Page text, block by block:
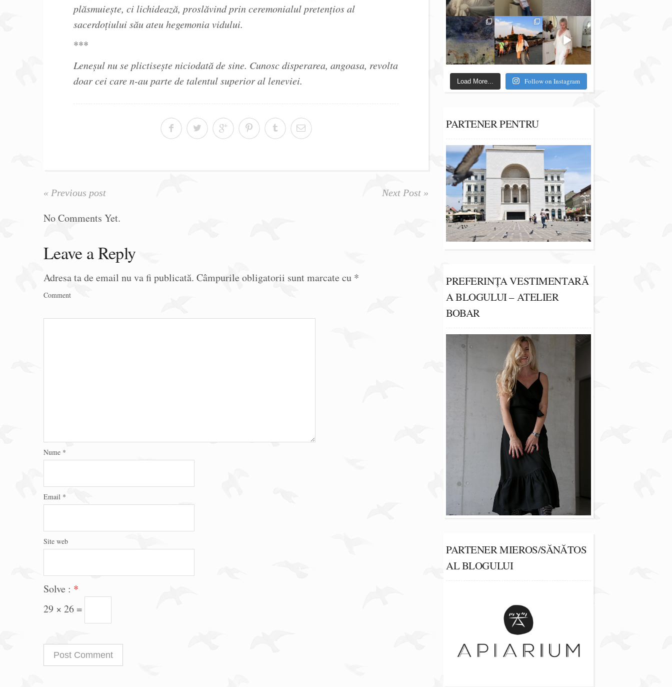
plăsmuieşte, ci lichidează, proslăvind prin ceremonialul pretenţios al
sacerdoţiului său ateu hegemonia vidului.
***
Leneşul nu se plictiseşte niciodată de sine. Cunosc disperarea, angoasa, revolta
doar cei care n-au parte de talentul superior al leneviei.
« Previous post Next Post »
No Comments Yet.
Leave a Reply
Adresa ta de email nu va fi publicată. Câmpurile obligatorii sunt marcate cu *
Comment
Nume *
Email *
Site web
Solve : *
29 × 26 =
Load More... Follow on Instagram
PARTENER PENTRU
PREFERINȚA VESTIMENTARĂ
A BLOGULUI – ATELIER
BOBAR
PARTENER MIEROS/SĂNĂTOS
AL BLOGULUI